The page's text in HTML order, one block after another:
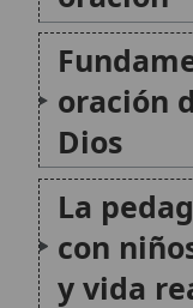
La
con
y vida real
la oración
niños
El lugar
🙏
Esta enciclopedia es
imprimatur. No